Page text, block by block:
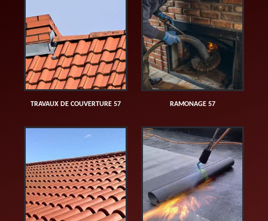
TRAVAUX DE COUVERTURE 57 RAMONAGE 57